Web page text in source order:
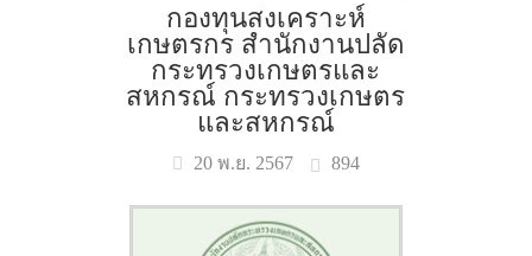
กองทุนสงเคราะห์
เกษตรกร สำนักงานปลัด
กระทรวงเกษตรและ
สหกรณ์ กระทรวงเกษตร
และสหกรณ์
20 พ.ย. 2567 894